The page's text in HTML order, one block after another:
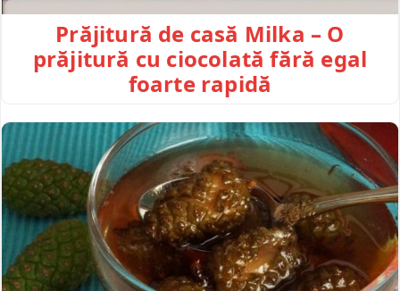
Prăjitură de casă Milka – O
prăjitură cu ciocolată fără egal
foarte rapidă